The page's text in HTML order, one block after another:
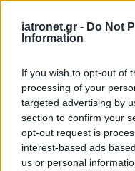
iatronet.gr - Do Not
Information
If you wish to opt-out of
processing of your
targeted advertising by
section to confirm your
opt-out request is
interest-based ads
us or personal
ΔΕΙΤΕ ΕΠΙΣΗΣ